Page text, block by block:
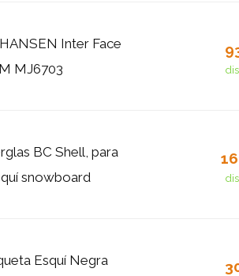
Inter Face
MJ6703
BC Shell, para
snowboard
Esquí Negra